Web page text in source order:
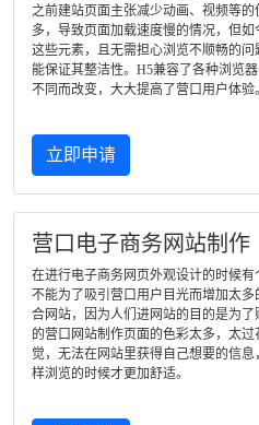
之前建站页面主张减少动画、视频等
多，导致页面加载速度慢的情况，但
这些元素，且无需担心浏览不顺畅的
能保证其整洁性。H5兼容了各种浏览
不同而改变，大大提高了营口用户体验。
立即申请
营口电子商务网站制作
在进行电子商务网页外观设计的时候有
不能为了吸引营口用户目光而增加太
合网站，因为人们进网站的目的是为了
的营口网站制作页面的色彩太多，太
觉，无法在网站里获得自己想要的信
样浏览的时候才更加舒适。